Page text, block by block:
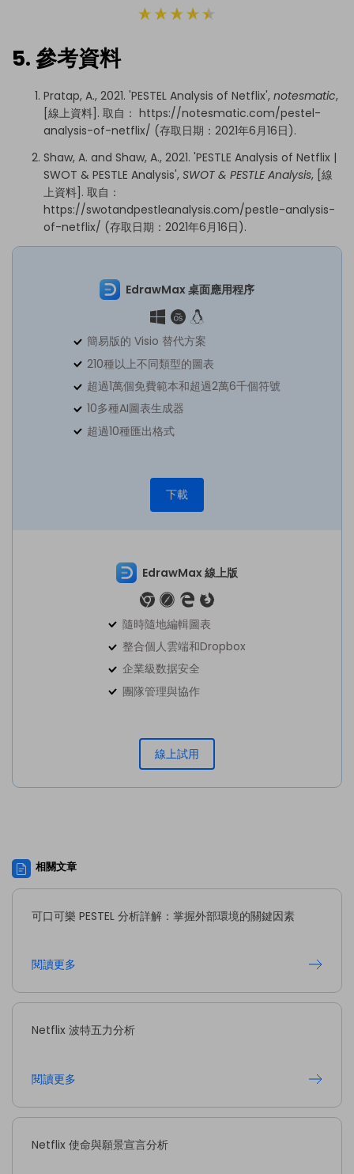
5. 參考資料
Pratap, A., 2021. 'PESTEL Analysis of Netflix', notesmatic,
[線上資料]. 取自： https://notesmatic.com/pestel-
analysis-of-netflix/ (存取日期：2021年6月16日).
Shaw, A. and Shaw, A., 2021. 'PESTLE Analysis of Netflix |
SWOT & PESTLE Analysis', SWOT & PESTLE Analysis, [線
上資料]. 取自：
https://swotandpestleanalysis.com/pestle-analysis-
of-netflix/ (存取日期：2021年6月16日).
EdrawMax 桌面應用程序
簡易版的 Visio 替代方案
210種以上不同類型的圖表
超過1萬個免費範本和超過2萬6千個符號
10多種AI圖表生成器
超過10種匯出格式
下載
EdrawMax 線上版
隨時隨地編輯圖表
整合個人雲端和Dropbox
企業級数据安全
團隊管理與協作
線上試用
相關文章
可口可樂 PESTEL 分析詳解：掌握外部環境的關鍵因素
閱讀更多
Netflix 波特五力分析
閱讀更多
Netflix 使命與願景宣言分析